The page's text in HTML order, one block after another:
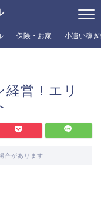
保険・お家 小遣い稼
営！エリ
合があります